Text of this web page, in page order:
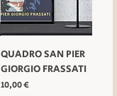
QUADRO SAN PIER
GIORGIO FRASSATI
Prezzo
10,00 €